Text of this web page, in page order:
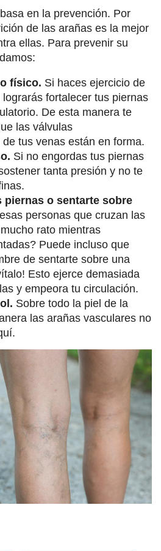
en la prevención. Por
de las arañas es la mejor
ellas. Para prevenir su
físico. Si haces ejercicio de
fortalecer tus piernas
De esta manera te
las válvulas
tus venas están en forma.
Si no engordas tus piernas
tanta presión y no te
piernas o sentarte sobre
personas que cruzan las
rato mientras
Puede incluso que
de sentarte sobre una
Esto ejerce demasiada
y empeora tu circulación.
Sobre todo la piel de la
las arañas vasculares no